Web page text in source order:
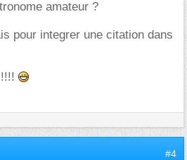
amateur ?
pour integrer une citation dans
#4